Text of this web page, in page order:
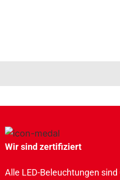
Wir sind zertifiziert
Alle LED-Beleuchtungen